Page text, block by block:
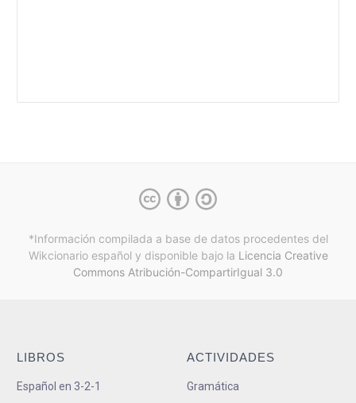
*Información compilada a base de datos procedentes del
Wikcionario español y disponible bajo la Licencia Creative
Commons Atribución-CompartirIgual 3.0
LIBROS
Español en 3-2-1
ACTIVIDADES
Gramática